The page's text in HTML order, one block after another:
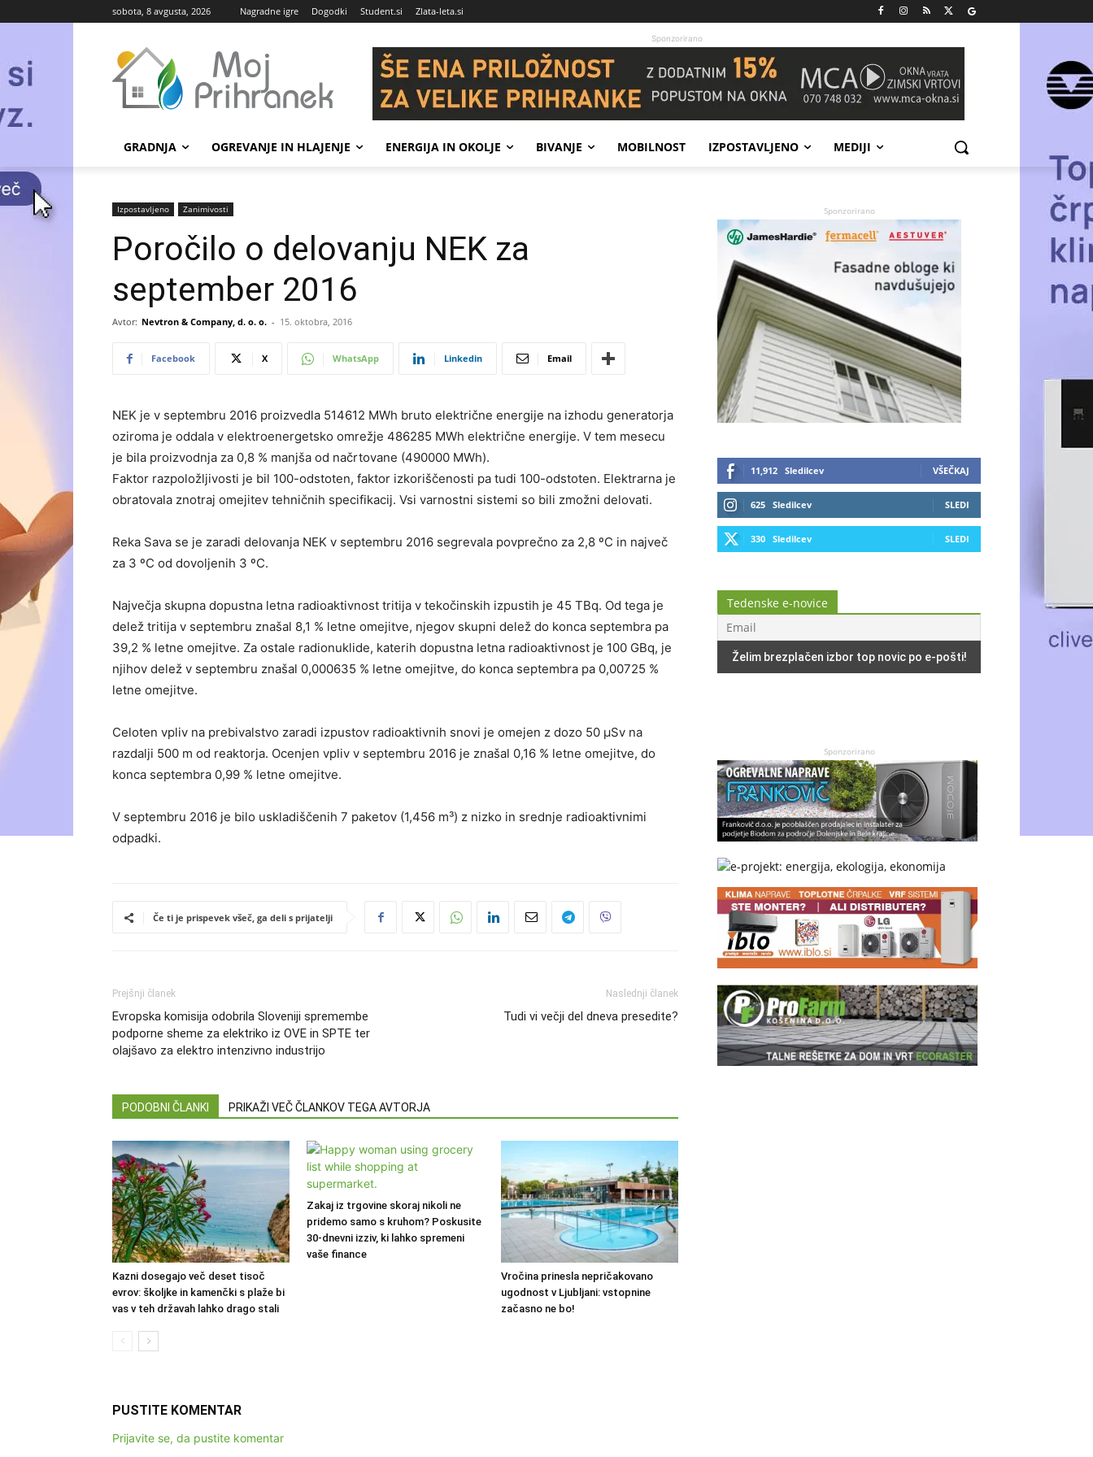
sobota, 8 avgusta, 2026 Nagradne igre Dogodki Student.si Zlata-leta.si
Sponzorirano
GRADNJA OGREVANJE IN HLAJENJE ENERGIJA IN OKOLJE BIVANJE MOBILNOST IZPOSTAVLJENO MEDIJI
Izpostavljeno Zanimivosti
Poročilo o delovanju NEK za
september 2016
Avtor: Nevtron & Company, d. o. o. - 15. oktobra, 2016
Facebook X WhatsApp Linkedin Email
NEK je v septembru 2016 proizvedla 514612 MWh bruto električne energije na izhodu generatorja
oziroma je oddala v elektroenergetsko omrežje 486285 MWh električne energije. V tem mesecu
je bila proizvodnja za 0,8 % manjša od načrtovane (490000 MWh).
Faktor razpoložljivosti je bil 100-odstoten, faktor izkoriščenosti pa tudi 100-odstoten. Elektrarna je
obratovala znotraj omejitev tehničnih specifikacij. Vsi varnostni sistemi so bili zmožni delovati.
Reka Sava se je zaradi delovanja NEK v septembru 2016 segrevala povprečno za 2,8 ºC in največ
za 3 ºC od dovoljenih 3 ºC.
Največja skupna dopustna letna radioaktivnost tritija v tekočinskih izpustih je 45 TBq. Od tega je
delež tritija v septembru znašal 8,1 % letne omejitve, njegov skupni delež do konca septembra pa
39,2 % letne omejitve. Za ostale radionuklide, katerih dopustna letna radioaktivnost je 100 GBq, je
njihov delež v septembru znašal 0,000635 % letne omejitve, do konca septembra pa 0,00725 %
letne omejitve.
Celoten vpliv na prebivalstvo zaradi izpustov radioaktivnih snovi je omejen z dozo 50 μSv na
razdalji 500 m od reaktorja. Ocenjen vpliv v septembru 2016 je znašal 0,16 % letne omejitve, do
konca septembra 0,99 % letne omejitve.
V septembru 2016 je bilo uskladiščenih 7 paketov (1,456 m³) z nizko in srednje radioaktivnimi
odpadki.
Če ti je prispevek všeč, ga deli s prijatelji
Prejšnji članek
Evropska komisija odobrila Sloveniji spremembe
podporne sheme za elektriko iz OVE in SPTE ter
olajšavo za elektro intenzivno industrijo
Naslednji članek
Tudi vi večji del dneva presedite?
PODOBNI ČLANKI PRIKAŽI VEČ ČLANKOV TEGA AVTORJA
Kazni dosegajo več deset tisoč
evrov: školjke in kamenčki s plaže bi
vas v teh državah lahko drago stali
Zakaj iz trgovine skoraj nikoli ne
pridemo samo s kruhom? Poskusite
30-dnevni izziv, ki lahko spremeni
vaše finance
Vročina prinesla nepričakovano
ugodnost v Ljubljani: vstopnine
začasno ne bo!
PUSTITE KOMENTAR
Prijavite se, da pustite komentar
Sponzorirano
11,912 Sledilcev VŠEČKAJ
625 Sledilcev SLEDI
330 Sledilcev SLEDI
Tedenske e-novice
Sponzorirano